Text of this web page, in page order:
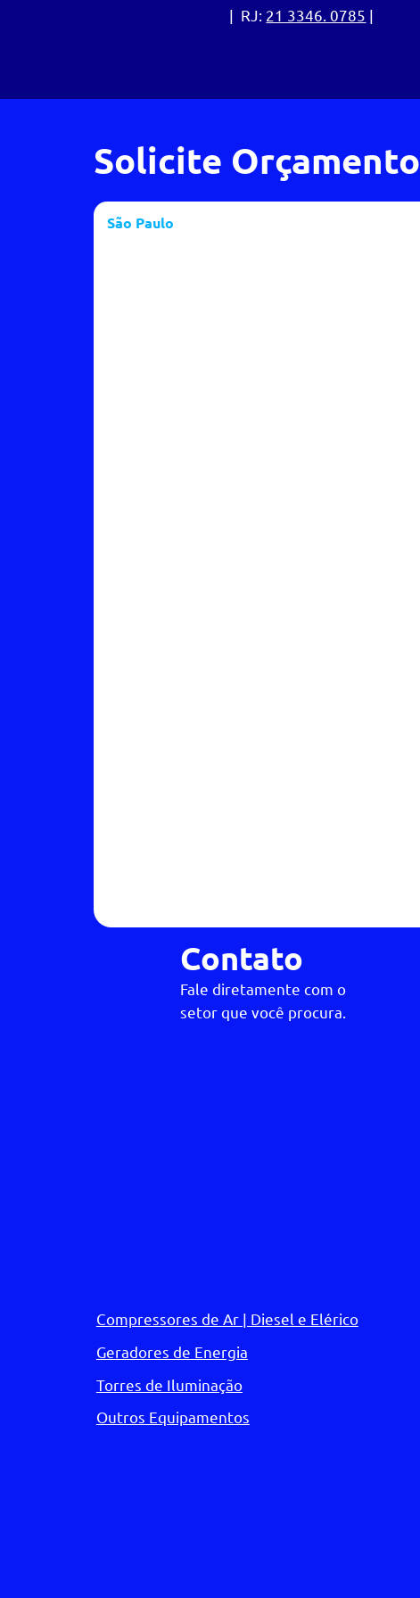
| RJ: 21 3346. 0785 |
Solicite Orçamento
São Paulo
Contato
Fale diretamente com o
setor que você procura.
Compressores de Ar | Diesel e Elérico
Geradores de Energia
Torres de Iluminação
Outros Equipamentos